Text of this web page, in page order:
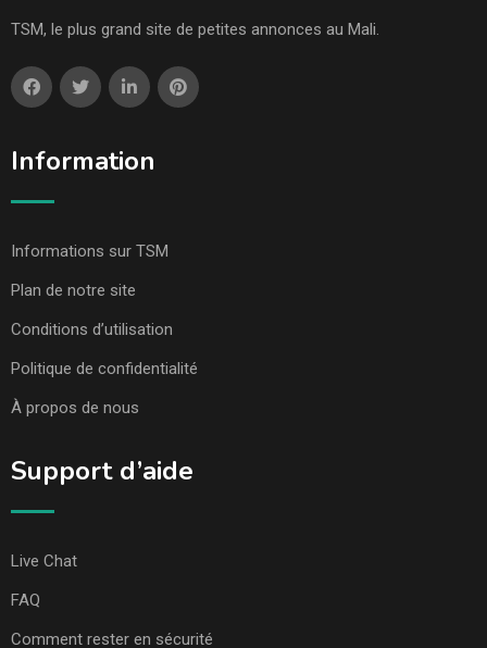
TSM, le plus grand site de petites annonces au Mali.
Information
Informations sur TSM
Plan de notre site
Conditions d’utilisation
Politique de confidentialité
À propos de nous
Support d’aide
Live Chat
FAQ
Comment rester en sécurité